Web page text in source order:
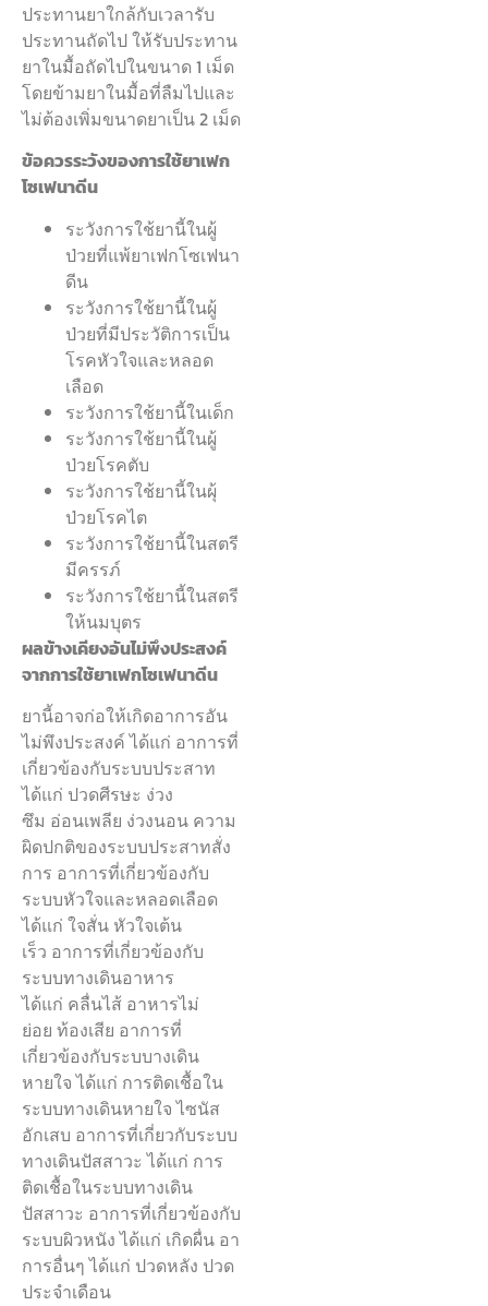
ประทานยาใกล้กับเวลารับ
ประทานถัดไป ให้รับประทาน
ยาในมื้อถัดไปในขนาด 1 เม็ด
โดยข้ามยาในมื้อที่ลืมไปและ
ไม่ต้องเพิ่มขนาดยาเป็น 2 เม็ด
ข้อควรระวังของการใช้ยาเฟก
โซเฟนาดีน
ระวังการใช้ยานี้ในผู้
ป่วยที่แพ้ยาเฟกโซเฟนา
ดีน
ระวังการใช้ยานี้ในผู้
ป่วยที่มีประวัติการเป็น
โรคหัวใจและหลอด
เลือด
ระวังการใช้ยานี้ในเด็ก
ระวังการใช้ยานี้ในผู้
ป่วยโรคตับ
ระวังการใช้ยานี้ในผุ้
ป่วยโรคไต
ระวังการใช้ยานี้ในสตรี
มีครรภ์
ระวังการใช้ยานี้ในสตรี
ให้นมบุตร
ผลข้างเคียงอันไม่พึงประสงค์
จากการใช้ยาเฟกโซเฟนาดีน
ยานี้อาจก่อให้เกิดอาการอัน
ไม่พึงประสงค์ ได้แก่ อาการที่
เกี่ยวข้องกับระบบประสาท
ได้แก่ ปวดศีรษะ ง่วง
ซึม อ่อนเพลีย ง่วงนอน ความ
ผิดปกติของระบบประสาทสั่ง
การ อาการที่เกี่ยวข้องกับ
ระบบหัวใจและหลอดเลือด
ได้แก่ ใจสั่น หัวใจเต้น
เร็ว อาการที่เกี่ยวข้องกับ
ระบบทางเดินอาหาร
ได้แก่ คลื่นไส้ อาหารไม่
ย่อย ท้องเสีย อาการที่
เกี่ยวข้องกับระบบางเดิน
หายใจ ได้แก่ การติดเชื้อใน
ระบบทางเดินหายใจ ไซนัส
อักเสบ อาการที่เกี่ยวกับระบบ
ทางเดินปัสสาวะ ได้แก่ การ
ติดเชื้อในระบบทางเดิน
ปัสสาวะ อาการที่เกี่ยวข้องกับ
ระบบผิวหนัง ได้แก่ เกิดผื่น อา
การอื่นๆ ได้แก่ ปวดหลัง ปวด
ประจำเดือน